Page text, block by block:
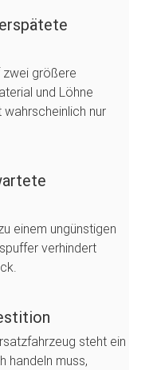
zwei größere
und Löhne
nur
einem ungünstigen
verhindert
steht ein
handeln muss,